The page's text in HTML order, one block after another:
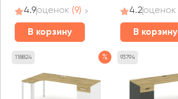
4.9оценок (9)
В корзину
4.2оценок
В корзину
118824 % 93794